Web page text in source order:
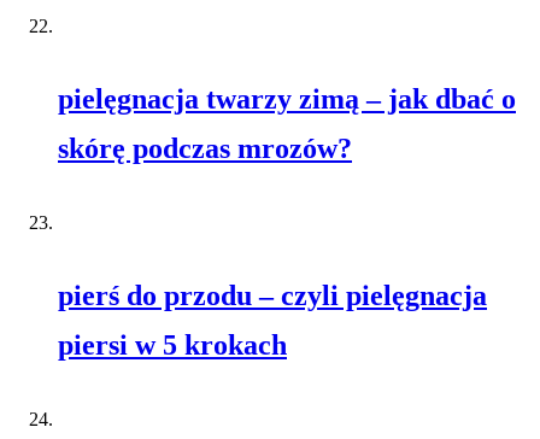
pielęgnacja twarzy zimą – jak dbać o
skórę podczas mrozów?
pierś do przodu – czyli pielęgnacja
piersi w 5 krokach